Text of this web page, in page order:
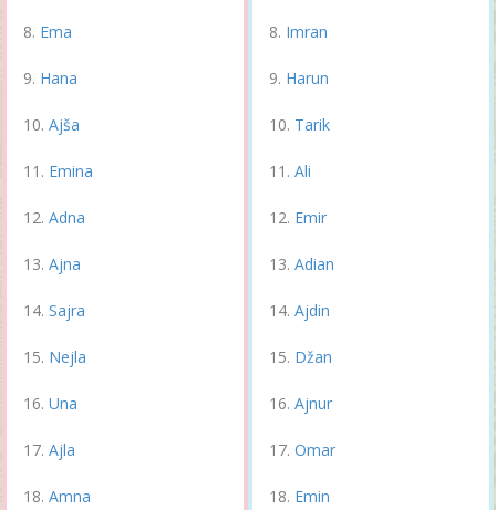
Ema
Hana
Ajša
Emina
Adna
Ajna
Sajra
Nejla
Una
Ajla
Amna
Imran
Harun
Tarik
Ali
Emir
Adian
Ajdin
Džan
Ajnur
Omar
Emin